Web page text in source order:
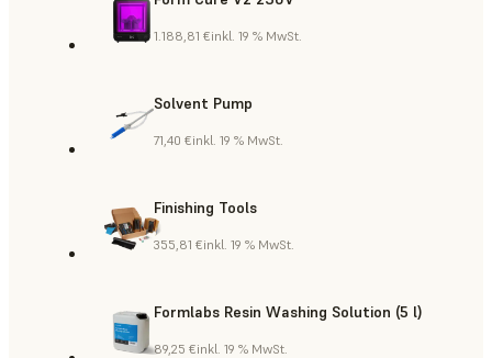
1.188,81 €inkl. 19 % MwSt.
Solvent Pump
71,40 €inkl. 19 % MwSt.
Finishing Tools
355,81 €inkl. 19 % MwSt.
Formlabs Resin Washing Solution (5 l)
89,25 €inkl. 19 % MwSt.